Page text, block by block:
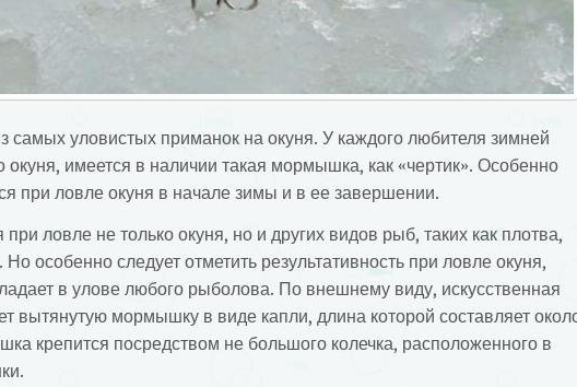
самых уловистых приманок на окуня. У каждого любителя зимней
имеется в наличии такая мормышка, как «чертик». Особенно
при ловле окуня в начале зимы и в ее завершении.
ловле не только окуня, но и других видов рыб, таких как плотва,
особенно следует отметить результативность при ловле окуня,
в улове любого рыболова. По внешнему виду, искусственная
вытянутую мормышку в виде капли, длина которой составляет
крепится посредством не большого колечка, расположенного в